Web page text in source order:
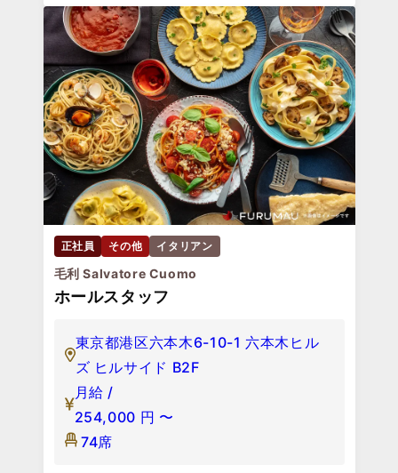
正社員 その他 イタリアン
毛利 Salvatore Cuomo
ホールスタッフ
東京都港区六本木6-10-1 六本木ヒル
ズ ヒルサイド B2F
月給 /
254,000 円 〜
74席